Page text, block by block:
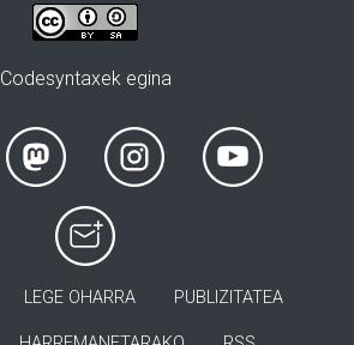
Codesyntaxek egina
LEGE OHARRA PUBLIZITATEA